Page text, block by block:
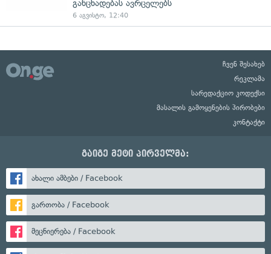
განცხადებას ავრცელებს
6 აგვისტო, 12:40
ჩვენ შესახებ
რეკლამა
სარედაქციო კოდექსი
მასალის გამოყენების პირობები
კონტაქტი
გაიგე მეტი პირველმა:
ახალი ამბები / Facebook
გართობა / Facebook
მეცნიერება / Facebook